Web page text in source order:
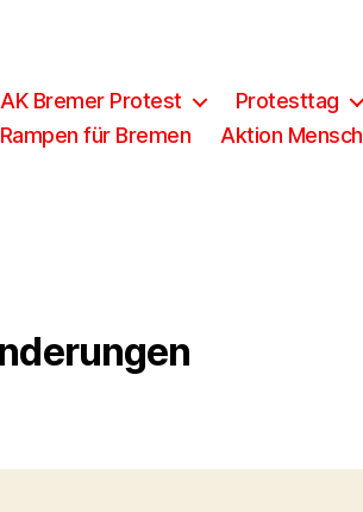
Bremer Protest
Protesttag
für Bremen Aktion Mensch